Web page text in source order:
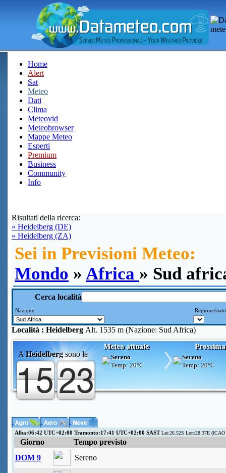
Home
Alert
Sat
Meteo
Dati
Clima
Meteovid
Meteobrowser
Mappe Meteo
Esperti
Premium
Business
Community
Info
Risultati della ricerca:
» Heidelberg (DE)
» Heidelberg (ZA)
Sei in Previsioni Meteo:
Mondo » Africa » Sud
Cerca località
Nazione: Regione/
Località : Heidelberg Alt. 1535 m (Nazione: Sud Africa)
A Heidelbergsono le
Meteo attuale
Sereno
Temp: 20°C
Sereno
Temp: 20°C
Alba:06:42 UTC+02:00 Tramonto:17:41 UTC+02:00 SASTLat:26.52S Lon:28.37E
Giorno
Tempo previsto
DOM 9
Sereno